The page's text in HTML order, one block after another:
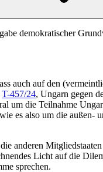
demokratischer
auch auf den
T-457/24, Ungarn gegen
um die Teilnahme
es also um die außen-
anderen
Licht auf die
sprechen.